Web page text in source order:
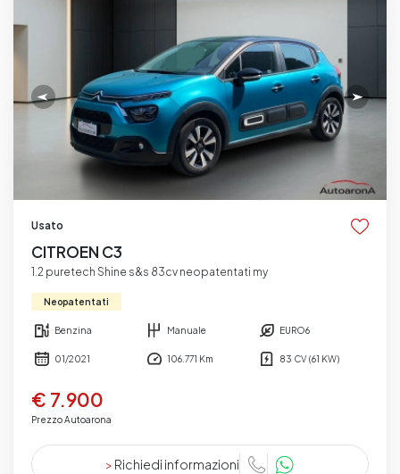
Usato
CITROEN C3
1.2 puretech Shine s&s 83cv neopatentati my
Neopatentati
Benzina Manuale EURO6
01/2021 106.771 Km 83 CV (61 KW)
€ 7.900
Prezzo Autoarona
> Richiedi informazioni